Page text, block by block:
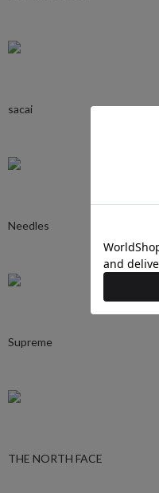
sacai
Needles
Supreme
THE NORTH FACE